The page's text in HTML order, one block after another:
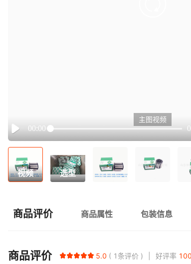
Play
00:00
主图视频
视频 选型
商品评价 商品属性 包装信息
商品评价 5.0 1条评价 好评率 100